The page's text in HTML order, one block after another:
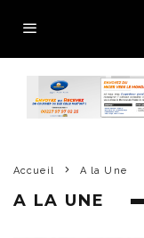
Accueil A la Une
A LA UNE